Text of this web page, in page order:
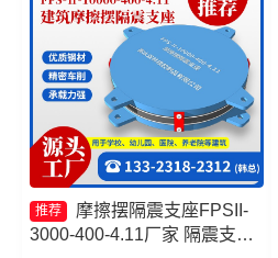
推荐
摩擦摆隔震支座FPSII-
3000-400-4.11厂家 隔震支座